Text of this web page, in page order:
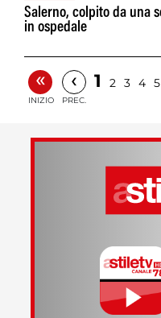
Salerno, colpito da una
in ospedale
«
INIZIO
‹
PREC.
1 2 3 4 5